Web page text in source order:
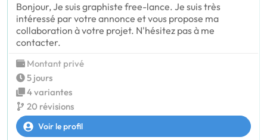
Bonjour, Je suis graphiste free-lance. Je suis très
intéressé par votre annonce et vous propose ma
collaboration à votre projet. N'hésitez pas à me
contacter.
Montant privé
5 jours
4 variantes
20 révisions
Voir le profil